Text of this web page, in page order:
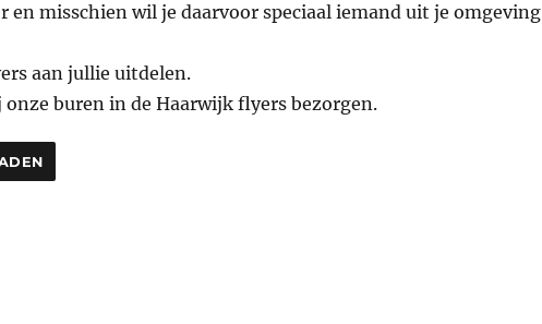
en misschien wil je daarvoor speciaal iemand uit je omgeving
aan jullie uitdelen.
buren in de Haarwijk flyers bezorgen.